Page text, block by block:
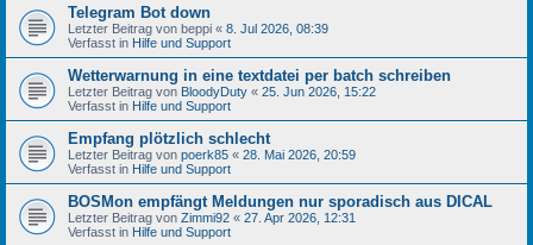
Telegram Bot down
Letzter Beitrag von beppi « 8. Jul 2026, 08:39
Verfasst in Hilfe und Support
Wetterwarnung in eine textdatei per batch schreiben
Letzter Beitrag von BloodyDuty « 25. Jun 2026, 15:22
Verfasst in Hilfe und Support
Empfang plötzlich schlecht
Letzter Beitrag von poerk85 « 28. Mai 2026, 20:59
Verfasst in Hilfe und Support
BOSMon empfängt Meldungen nur sporadisch aus DICAL
Letzter Beitrag von Zimmi92 « 27. Apr 2026, 12:31
Verfasst in Hilfe und Support